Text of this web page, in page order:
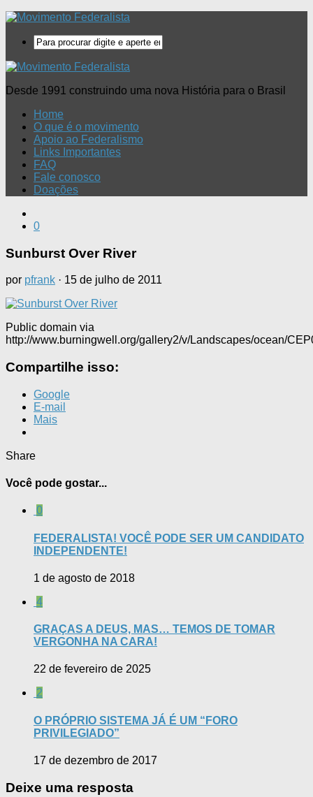
Desde 1991 construindo uma nova História para o Brasil
Home
O que é o movimento
Apoio ao Federalismo
Links Importantes
FAQ
Fale conosco
Doações
0
Sunburst Over River
por pfrank · 15 de julho de 2011
Public domain via
http://www.burningwell.org/gallery2/v/Landscapes/ocean/
Compartilhe isso:
Google
E-mail
Mais
Share
Você pode gostar...
0
FEDERALISTA! VOCÊ PODE SER UM CANDIDATO
INDEPENDENTE!
1 de agosto de 2018
4
GRAÇAS A DEUS, MAS… TEMOS DE TOMAR
VERGONHA NA CARA!
22 de fevereiro de 2025
2
O PRÓPRIO SISTEMA JÁ É UM “FORO
PRIVILEGIADO”
17 de dezembro de 2017
Deixe uma resposta